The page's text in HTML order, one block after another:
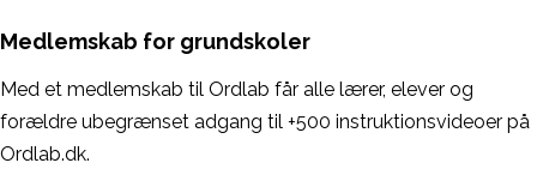
Medlemskab for grundskoler
Med et medlemskab til Ordlab får alle lærer, elever og
forældre ubegrænset adgang til +500 instruktionsvideoer på
Ordlab.dk.